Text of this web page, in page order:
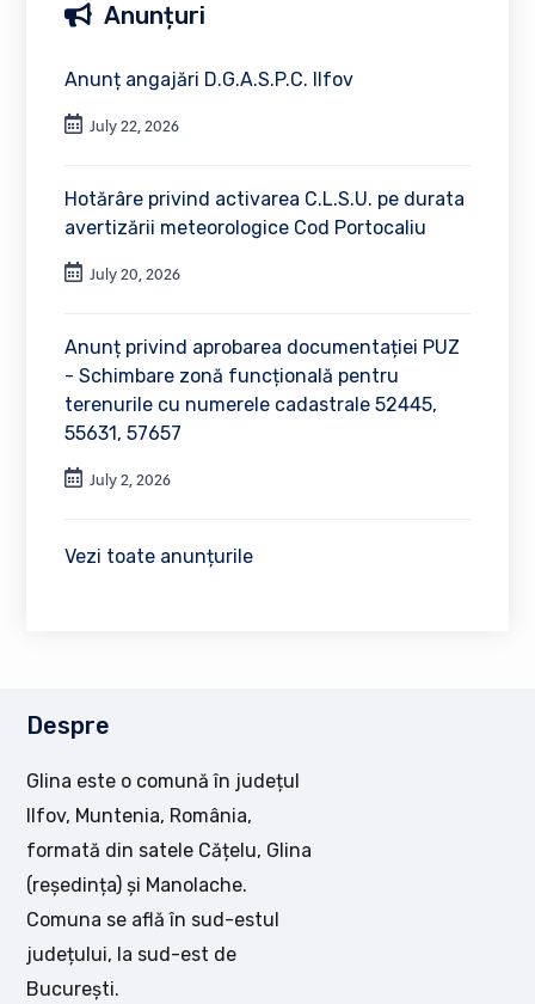
Anunțuri
Anunț angajări D.G.A.S.P.C. Ilfov
July 22, 2026
Hotărâre privind activarea C.L.S.U. pe durata
avertizării meteorologice Cod Portocaliu
July 20, 2026
Anunț privind aprobarea documentației PUZ
- Schimbare zonă funcțională pentru
terenurile cu numerele cadastrale 52445,
55631, 57657
July 2, 2026
Vezi toate anunțurile
Despre
Glina este o comună în județul
Ilfov, Muntenia, România,
formată din satele Cățelu, Glina
(reședința) și Manolache.
Comuna se află în sud-estul
județului, la sud-est de
București.